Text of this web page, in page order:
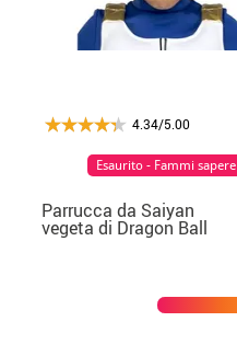
4.34/5.00
Parrucca da Saiyan
vegeta di Dragon Ball
in scatola per
Esaurito - Fammi sapere